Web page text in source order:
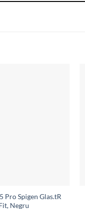
Pro Spigen Glas.tR
Negru